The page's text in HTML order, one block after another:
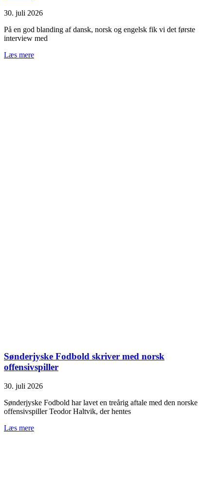
30. juli 2026
På en god blanding af dansk, norsk og engelsk fik vi det første
interview med
Læs mere
Sønderjyske Fodbold skriver med norsk
offensivspiller
30. juli 2026
Sønderjyske Fodbold har lavet en treårig aftale med den norske
offensivspiller Teodor Haltvik, der hentes
Læs mere